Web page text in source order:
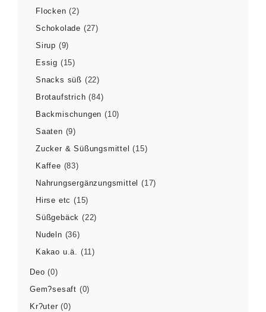
Flocken (2)
Schokolade (27)
Sirup (9)
Essig (15)
Snacks süß (22)
Brotaufstrich (84)
Backmischungen (10)
Saaten (9)
Zucker & Süßungsmittel
(15)
Kaffee (83)
Nahrungsergänzungsmittel
(17)
Hirse etc (15)
Süßgebäck (22)
Nudeln (36)
Kakao u.ä. (11)
Deo (0)
Gem?sesaft (0)
Kr?uter (0)